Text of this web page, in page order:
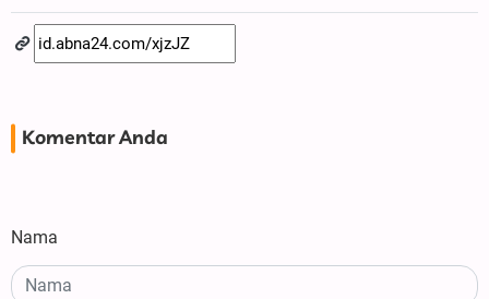
Komentar Anda
Nama